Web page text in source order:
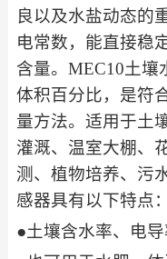
良以及水盐动态的
电常数，能直接稳
含量。MEC10土壤
体积百分比，是符
量方法。适用于土
灌溉、温室大棚、
测、植物培养、污
感器具有以下特点：
●土壤含水率、电导